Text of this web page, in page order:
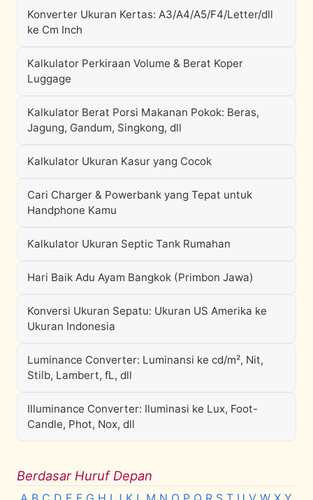
Konverter Ukuran Kertas: A3/A4/A5/F4/Letter/dll
ke Cm Inch
Kalkulator Perkiraan Volume & Berat Koper
Luggage
Kalkulator Berat Porsi Makanan Pokok: Beras,
Jagung, Gandum, Singkong, dll
Kalkulator Ukuran Kasur yang Cocok
Cari Charger & Powerbank yang Tepat untuk
Handphone Kamu
Kalkulator Ukuran Septic Tank Rumahan
Hari Baik Adu Ayam Bangkok (Primbon Jawa)
Konversi Ukuran Sepatu: Ukuran US Amerika ke
Ukuran Indonesia
Luminance Converter: Luminansi ke cd/m², Nit,
Stilb, Lambert, fL, dll
Illuminance Converter: Iluminasi ke Lux, Foot-
Candle, Phot, Nox, dll
Berdasar Huruf Depan